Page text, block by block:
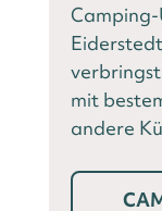
mit
andere